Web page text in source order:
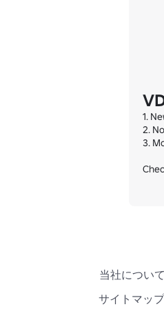
1.
2.
3.
当社について
サイトマップ